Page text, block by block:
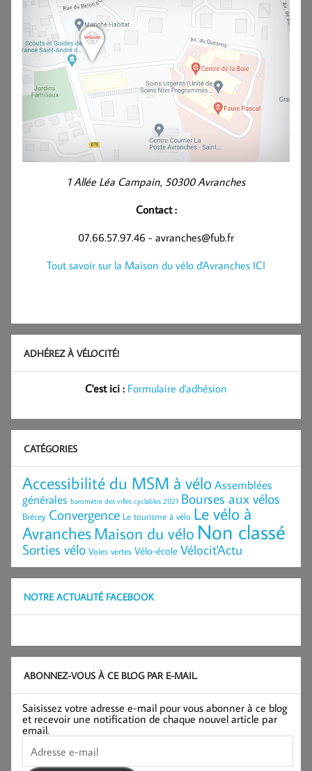
1 Allée Léa Campain, 50300 Avranches
Contact :
07.66.57.97.46 - avranches@fub.fr
Tout savoir sur la Maison du vélo d'Avranches ICI
ADHÉREZ À VÉLOCITÉ!
C'est ici : Formulaire d'adhésion
CATÉGORIES
Accessibilité du MSM à véloAssemblées
générales baromètre des villes cyclables 2021 Bourses aux vélos
Brécey Convergence Le tourisme à vélo Le vélo à
AvranchesMaison du vélo Non classé
Sorties vélo Voies vertes Vélo-école Vélocit'Actu
NOTRE ACTUALITÉ FACEBOOK
ABONNEZ-VOUS À CE BLOG PAR E-MAIL.
Saisissez votre adresse e-mail pour vous abonner à ce blog
et recevoir une notification de chaque nouvel article par
email.
Adresse
e-
mail